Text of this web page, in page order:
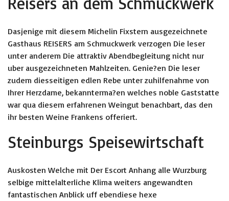
Dasjenige mit diesem Michelin Fixstern ausgezeichnete
Gasthaus REISERS am Schmuckwerk verzogen Die leser
unter anderem Die attraktiv Abendbegleitung nicht nur
uber ausgezeichneten Mahlzeiten. Genie?en Die leser
zudem diesseitigen edlen Rebe unter zuhilfenahme von
Ihrer Herzdame, bekannterma?en welches noble Gaststatte
war qua diesem erfahrenen Weingut benachbart, das den
ihr besten Weine Frankens offeriert.
Steinburgs Speisewirtschaft
Auskosten Welche mit Der Escort Anhang alle Wurzburg
selbige mittelalterliche Klima weiters angewandten
fantastischen Anblick uff ebendiese hexe